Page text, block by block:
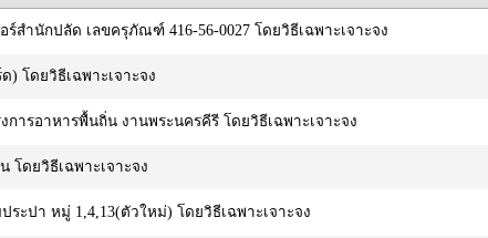
สำนักปลัด เลขครุภัณฑ์ 416-56-0027 โดยวิธีเฉพาะเจาะจง
โดยวิธีเฉพาะเจาะจง
การอาหารพื้นถิ่น งานพระนครคีรี โดยวิธีเฉพาะเจาะจง
โดยวิธีเฉพาะเจาะจง
ระปา หมู่ 1,4,13(ตัวใหม่) โดยวิธีเฉพาะเจาะจง